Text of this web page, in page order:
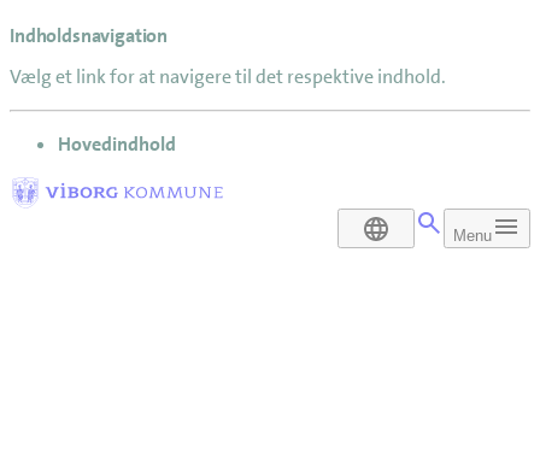
Indholdsnavigation
Vælg et link for at navigere til det respektive indhold.
gå til
Hovedindhold
DA Menu